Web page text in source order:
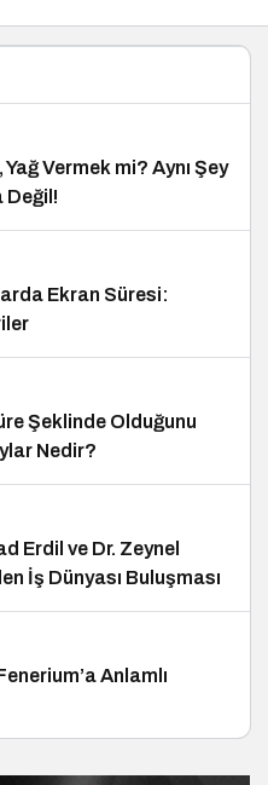
Vermek mi? Aynı Şey
Değil!
Ekran Süresi:
Şeklinde Olduğunu
Nedir?
Erdil ve Dr. Zeynel
İş Dünyası Buluşması
Anlamlı